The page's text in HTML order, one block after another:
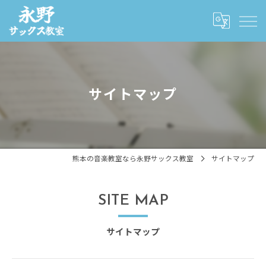
サイトマップ
熊本の音楽教室なら永野サックス教室 サイトマップ
サイトマップ
SITE MAP